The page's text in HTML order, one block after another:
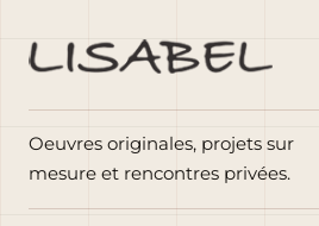
Oeuvres originales, projets sur
mesure et rencontres privées.